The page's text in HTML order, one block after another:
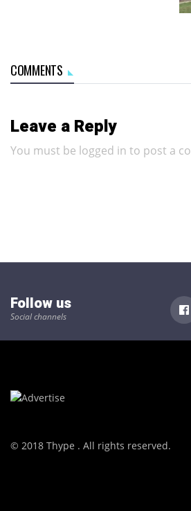
COMMENTS
Leave a Reply
You must be logged in to post a
Follow us
Social channels
© 2018 Thype . All rights reserved.